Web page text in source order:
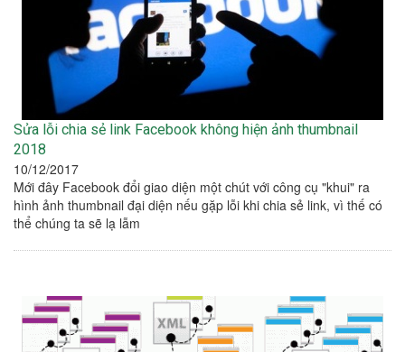
Sửa lỗi chia sẻ link Facebook không hiện ảnh thumbnail
2018
10/12/2017
Mới đây Facebook đổi giao diện một chút với công cụ "khui" ra
hình ảnh thumbnail đại diện nếu gặp lỗi khi chia sẻ link, vì thế có
thể chúng ta sẽ lạ lẫm